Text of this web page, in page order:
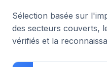
Sélection basée sur
des secteurs couverts,
vérifiés et la